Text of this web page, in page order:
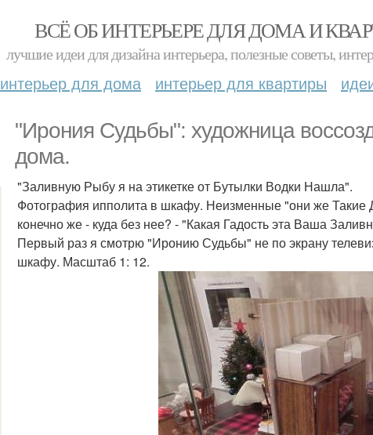
ВСЁ ОБ ИНТЕРЬЕРЕ ДЛЯ ДОМА И
лучшие идеи для дизайна интерьера, полезные советы,
интерьер для дома интерьер для квартиры
"Ирония Судьбы": художница
дома.
"Заливную Рыбу я на этикетке от Бутылки Водки Нашла".
Фотография ипполита в шкафу. Неизменные "они же Такие
конечно же - куда без нее? - "Какая Гадость эта Ваша
Первый раз я смотрю "Иронию Судьбы" не по экрану
шкафу. Масштаб 1: 12.